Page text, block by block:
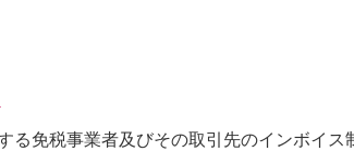
免税事業者及びその取引先のインボイス